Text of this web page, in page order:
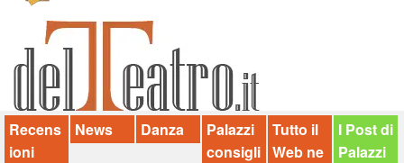
Chi siamo
Contatti
dT in English
Recens
ioni
News Danza
Palazzi
consigli
Tutto il
Web ne
I Post di
Palazzi